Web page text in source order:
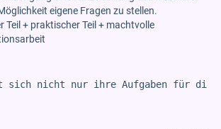
eigene Fragen zu stellen.
Teil + praktischer Teil + machtvolle
sich nicht nur ihre Aufgaben für